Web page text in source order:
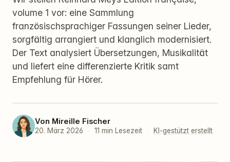
volume 1 vor: eine Sammlung
französischsprachiger Fassungen seiner Lieder,
sorgfältig arrangiert und klanglich modernisiert.
Der Text analysiert Übersetzungen, Musikalität
und liefert eine differenzierte Kritik samt
Empfehlung für Hörer.
Von Mireille Fischer
20. März 2026 · 11 min Lesezeit · KI-gestützt erstellt